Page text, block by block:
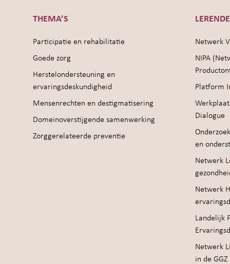
THEMA’S
Participatie en rehabilitatie
Goede zorg
Herstelondersteuning en
ervaringsdeskundigheid
Mensenrechten en destigmatisering
Domeinoverstijgende samenwerking
Zorggerelateerde preventie
Netwerk
NIPA
Platform
Dialogue
en
Netwerk
Netwerk
Landelijk
Netwerk
in de GGZ